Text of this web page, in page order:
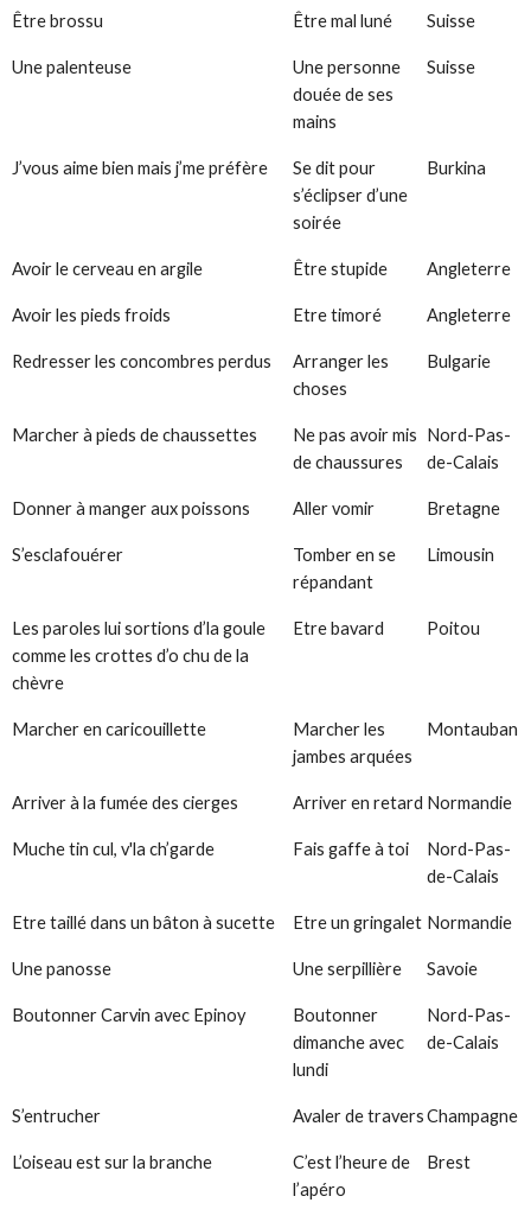
Être brossu Être mal luné Suisse
Une palenteuse
Une personne
douée de ses
mains
Suisse
J’vous aime bien mais j’me préfère
Se dit pour
s’éclipser d’une
soirée
Burkina
Avoir le cerveau en argile Être stupide Angleterre
Avoir les pieds froids Etre timoré Angleterre
Redresser les concombres perdus
Arranger les
choses
Bulgarie
Marcher à pieds de chaussettes
Ne pas avoir mis
de chaussures
Nord-Pas-
de-Calais
Donner à manger aux poissons Aller vomir Bretagne
S’esclafouérer
Tomber en se
répandant
Limousin
Les paroles lui sortions d’la goule
comme les crottes d’o chu de la
chèvre
Etre bavard Poitou
Marcher en caricouillette
Marcher les
jambes arquées
Montauban
Arriver à la fumée des cierges Arriver en retard Normandie
Muche tin cul, v'la ch’garde Fais gaffe à toi
Nord-Pas-
de-Calais
Etre taillé dans un bâton à sucette Etre un gringalet Normandie
Une panosse Une serpillière Savoie
Boutonner Carvin avec Epinoy
Boutonner
dimanche avec
lundi
Nord-Pas-
de-Calais
S’entrucher Avaler de traversChampagne
L’oiseau est sur la branche
C’est l’heure de
l’apéro
Brest